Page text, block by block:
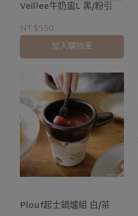
Veillee牛奶盅L 黑/粉引
NT$550
加入購物車
Plouf起士鍋爐組 白/茶